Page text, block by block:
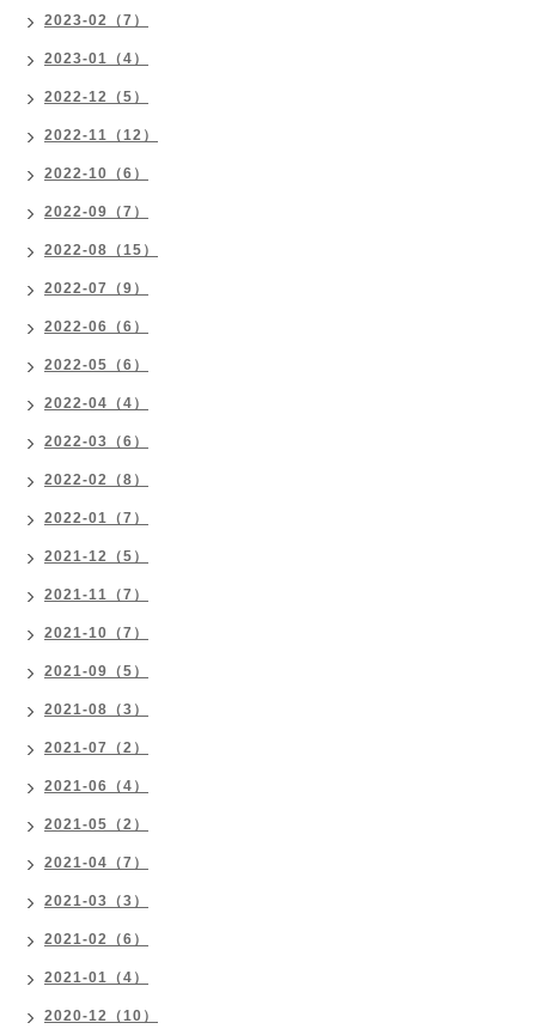
2023-02（7）
2023-01（4）
2022-12（5）
2022-11（12）
2022-10（6）
2022-09（7）
2022-08（15）
2022-07（9）
2022-06（6）
2022-05（6）
2022-04（4）
2022-03（6）
2022-02（8）
2022-01（7）
2021-12（5）
2021-11（7）
2021-10（7）
2021-09（5）
2021-08（3）
2021-07（2）
2021-06（4）
2021-05（2）
2021-04（7）
2021-03（3）
2021-02（6）
2021-01（4）
2020-12（10）